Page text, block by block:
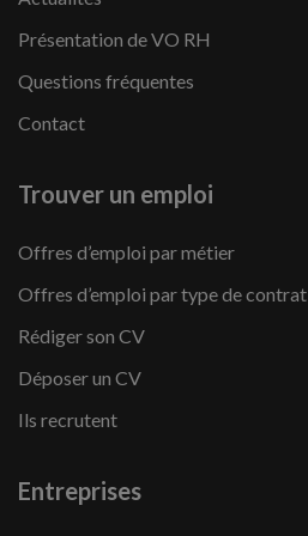
Présentation de VO RH
Questions fréquentes
Contact
Trouver un emploi
Offres d’emploi par métier
Offres d’emploi par type de contrat
Rédiger son CV
Déposer un CV
Ils recrutent
Entreprises